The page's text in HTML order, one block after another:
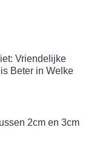
Vriendelijke
Beter in Welke
2cm en 3cm